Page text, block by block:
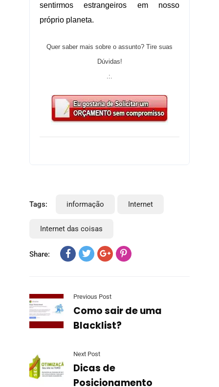
sentirmos estrangeiros em nosso
próprio planeta.
Quer saber mais sobre o assunto? Tire suas
Dúvidas!
.:.
Tags: informação Internet
Internet das coisas
Share:
Previous Post
Como sair de uma
Blacklist?
Next Post
Dicas de
Posicionamento